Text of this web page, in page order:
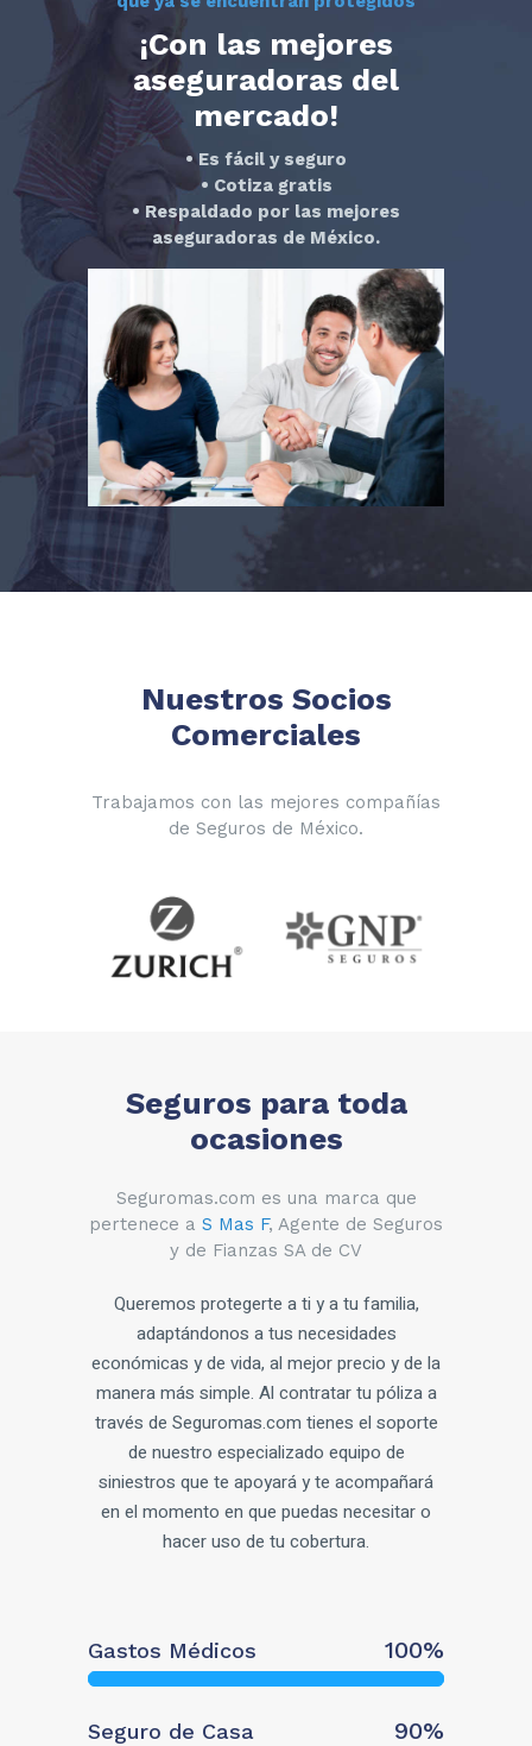
¡Con las mejores
aseguradoras del
mercado!
• Es fácil y seguro
• Cotiza gratis
• Respaldado por las mejores
aseguradoras de México.
Nuestros Socios
Comerciales
Trabajamos con las mejores compañías
de Seguros de México.
Seguros para toda
ocasiones
Seguromas.com es una marca que
pertenece a S Mas F, Agente de Seguros
y de Fianzas SA de CV
Queremos protegerte a ti y a tu familia,
adaptándonos a tus necesidades
económicas y de vida, al mejor precio y de la
manera más simple. Al contratar tu póliza a
través de Seguromas.com tienes el soporte
de nuestro especializado equipo de
siniestros que te apoyará y te acompañará
en el momento en que puedas necesitar o
hacer uso de tu cobertura.
Gastos Médicos 100%
Seguro de Casa 90%